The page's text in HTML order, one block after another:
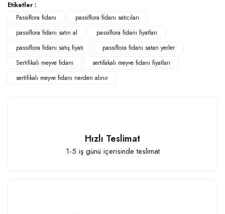
Etiketler :
Passiflora fidanı
passiflora fidanı satıcıları
passiflora fidanı satın al
passiflora fidanı fiyatları
passiflora fidanı satış fiyatı
passiflora fidanı satan yerler
Sertifikalı meyve fidanı
sertifakalı meyve fidanı fiyatları
sertifikalı meyve fidanı nerden alınır
Hızlı Teslimat
1-5 iş günü içerisinde teslimat